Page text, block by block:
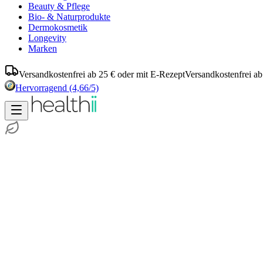
Beauty & Pflege
Bio- & Naturprodukte
Dermokosmetik
Longevity
Marken
Versandkostenfrei ab 25 € oder mit E-RezeptVersandkostenfrei
Hervorragend (4,66/5)